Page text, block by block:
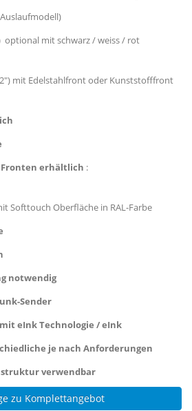
optional mit schwarz / weiss / rot
mit Edelstahlfront oder Kunststofffront
erhältlich :
Softtouch Oberfläche in RAL-Farbe
notwendig
Sender
eInk Technologie / eInk
je nach Anforderungen
verwendbar
zu Komplettangebot